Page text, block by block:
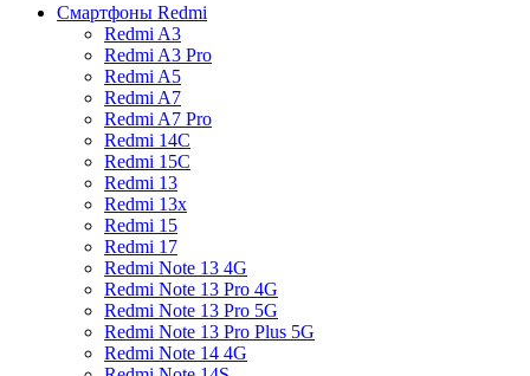
Смартфоны Redmi
Redmi A3
Redmi A3 Pro
Redmi A5
Redmi A7
Redmi A7 Pro
Redmi 14C
Redmi 15C
Redmi 13
Redmi 13x
Redmi 15
Redmi 17
Redmi Note 13 4G
Redmi Note 13 Pro 4G
Redmi Note 13 Pro 5G
Redmi Note 13 Pro Plus 5G
Redmi Note 14 4G